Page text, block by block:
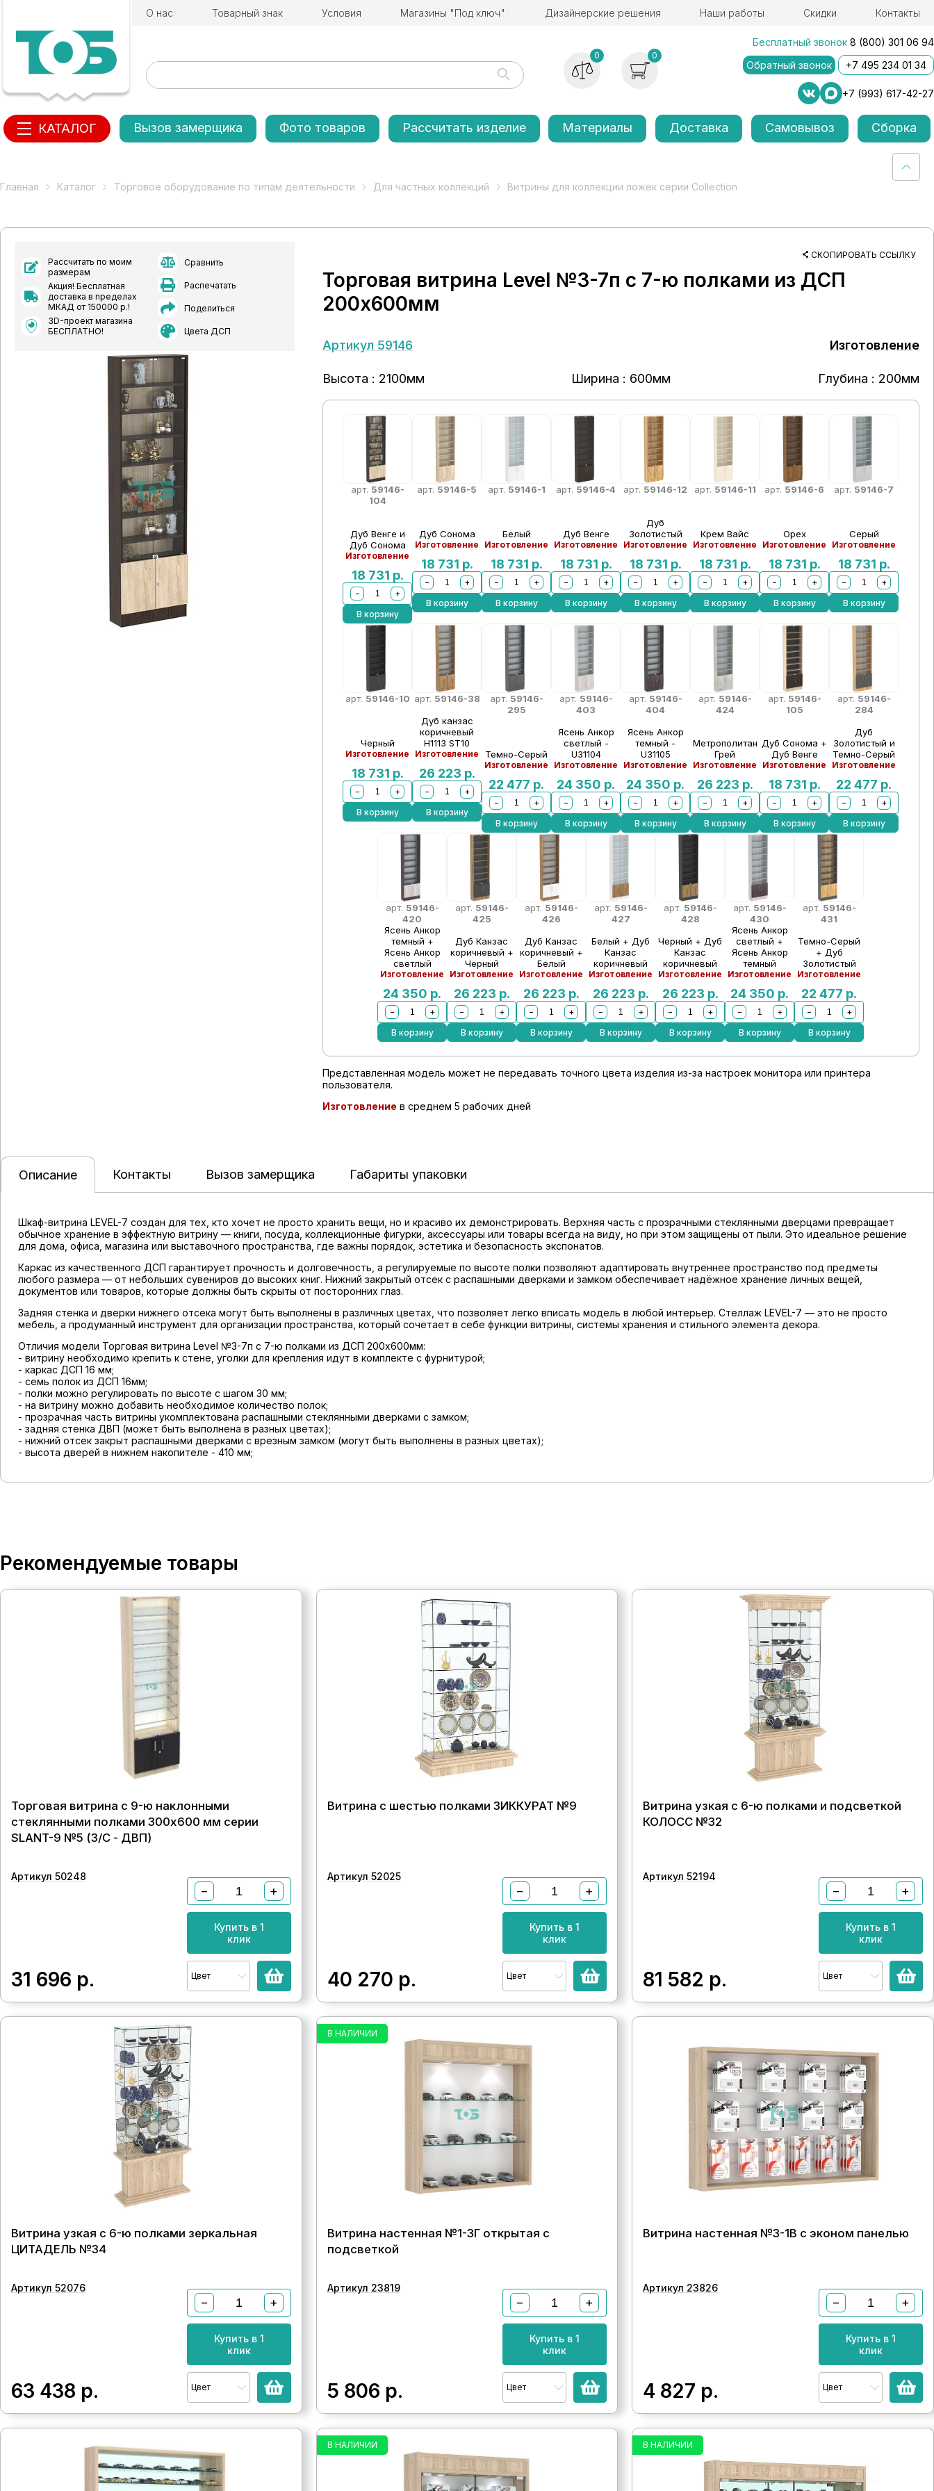
О нас Товарный знак Условия Магазины "Под ключ" Дизайнерские решения Наши работы Скидки Контакты
0 0
Бесплатный звонок 8 (800) 301 06 94
Обратный звонок
+7 495 234 01 34
+7 (993) 617-42-27
КАТАЛОГ Вызов замерщика Фото товаров Рассчитать изделие Материалы Доставка Самовывоз Сборка
Главная Каталог Торговое оборудование по типам деятельности Для частных коллекций Витрины для коллекции ложек серии Collection
Рассчитать по моим
размерам
Акция! Бесплатная
доставка в пределах
МКАД от 150000 р.!
3D-проект магазина
БЕСПЛАТНО!
Сравнить
Распечатать
Поделиться
Цвета ДСП
СКОПИРОВАТЬ ССЫЛКУ
Торговая витрина Level №3-7п с 7-ю полками из ДСП
200х600мм
Артикул 59146 Изготовление
Высота : 2100мм Ширина : 600мм Глубина : 200мм
арт. 59146-
104
Дуб Венге и
Дуб Сонома
Изготовление
18 731 р.
−
+
В корзину
арт. 59146-5
Дуб Сонома
Изготовление
18 731 р.
−
+
В корзину
арт. 59146-1
Белый
Изготовление
18 731 р.
−
+
В корзину
арт. 59146-4
Дуб Венге
Изготовление
18 731 р.
−
+
В корзину
арт. 59146-12
Дуб
Золотистый
Изготовление
18 731 р.
−
+
В корзину
арт. 59146-11
Крем Вайс
Изготовление
18 731 р.
−
+
В корзину
арт. 59146-6
Орех
Изготовление
18 731 р.
−
+
В корзину
арт. 59146-7
Серый
Изготовление
18 731 р.
−
+
В корзину
арт. 59146-10
Черный
Изготовление
18 731 р.
−
+
В корзину
арт. 59146-38
Дуб канзас
коричневый
Н1113 ST10
Изготовление
26 223 р.
−
+
В корзину
арт. 59146-
295
Темно-Серый
Изготовление
22 477 р.
−
+
В корзину
арт. 59146-
403
Ясень Анкор
светлый -
U31104
Изготовление
24 350 р.
−
+
В корзину
арт. 59146-
404
Ясень Анкор
темный -
U31105
Изготовление
24 350 р.
−
+
В корзину
арт. 59146-
424
Метрополитан
Грей
Изготовление
26 223 р.
−
+
В корзину
арт. 59146-
105
Дуб Сонома +
Дуб Венге
Изготовление
18 731 р.
−
+
В корзину
арт. 59146-
284
Дуб
Золотистый и
Темно-Серый
Изготовление
22 477 р.
−
+
В корзину
арт. 59146-
420
Ясень Анкор
темный +
Ясень Анкор
светлый
Изготовление
24 350 р.
−
+
В корзину
арт. 59146-
425
Дуб Канзас
коричневый +
Черный
Изготовление
26 223 р.
−
+
В корзину
арт. 59146-
426
Дуб Канзас
коричневый +
Белый
Изготовление
26 223 р.
−
+
В корзину
арт. 59146-
427
Белый + Дуб
Канзас
коричневый
Изготовление
26 223 р.
−
+
В корзину
арт. 59146-
428
Черный + Дуб
Канзас
коричневый
Изготовление
26 223 р.
−
+
В корзину
арт. 59146-
430
Ясень Анкор
светлый +
Ясень Анкор
темный
Изготовление
24 350 р.
−
+
В корзину
арт. 59146-
431
Темно-Серый
+ Дуб
Золотистый
Изготовление
22 477 р.
−
+
В корзину
Представленная модель может не передавать точного цвета изделия из-за настроек монитора или принтера
пользователя.
Изготовление в среднем 5 рабочих дней
Описание Контакты Вызов замерщика Габариты упаковки
Шкаф-витрина LEVEL-7 создан для тех, кто хочет не просто хранить вещи, но и красиво их демонстрировать. Верхняя часть с прозрачными стеклянными дверцами превращает
обычное хранение в эффектную витрину — книги, посуда, коллекционные фигурки, аксессуары или товары всегда на виду, но при этом защищены от пыли. Это идеальное решение
для дома, офиса, магазина или выставочного пространства, где важны порядок, эстетика и безопасность экспонатов.
Каркас из качественного ДСП гарантирует прочность и долговечность, а регулируемые по высоте полки позволяют адаптировать внутреннее пространство под предметы
любого размера — от небольших сувениров до высоких книг. Нижний закрытый отсек с распашными дверками и замком обеспечивает надёжное хранение личных вещей,
документов или товаров, которые должны быть скрыты от посторонних глаз.
Задняя стенка и дверки нижнего отсека могут быть выполнены в различных цветах, что позволяет легко вписать модель в любой интерьер. Стеллаж LEVEL-7 — это не просто
мебель, а продуманный инструмент для организации пространства, который сочетает в себе функции витрины, системы хранения и стильного элемента декора.
Отличия модели Торговая витрина Level №3-7п с 7-ю полками из ДСП 200х600мм:
- витрину необходимо крепить к стене, уголки для крепления идут в комплекте с фурнитурой;
- каркас ДСП 16 мм;
- семь полок из ДСП 16мм;
- полки можно регулировать по высоте с шагом 30 мм;
- на витрину можно добавить необходимое количество полок;
- прозрачная часть витрины укомплектована распашными стеклянными дверками с замком;
- задняя стенка ДВП (может быть выполнена в разных цветах);
- нижний отсек закрыт распашными дверками с врезным замком (могут быть выполнены в разных цветах);
- высота дверей в нижнем накопителе - 410 мм;
Рекомендуемые товары
Торговая витрина с 9-ю наклонными
стеклянными полками 300x600 мм серии
SLANT-9 №5 (З/C - ДВП)
Артикул 50248
31 696 р.
− +
Купить в 1
клик
Цвет
Витрина с шестью полками ЗИККУРАТ №9
Артикул 52025
40 270 р.
− +
Купить в 1
клик
Цвет
Витрина узкая с 6-ю полками и подсветкой
КОЛОСС №32
Артикул 52194
81 582 р.
− +
Купить в 1
клик
Цвет
Витрина узкая с 6-ю полками зеркальная
ЦИТАДЕЛЬ №34
Артикул 52076
63 438 р.
− +
Купить в 1
клик
Цвет
В НАЛИЧИИ
Витрина настенная №1-3Г открытая с
подсветкой
Артикул 23819
5 806 р.
− +
Купить в 1
клик
Цвет
Витрина настенная №3-1В с эконом панелью
Артикул 23826
4 827 р.
− +
Купить в 1
клик
Цвет
В НАЛИЧИИ В НАЛИЧИИ